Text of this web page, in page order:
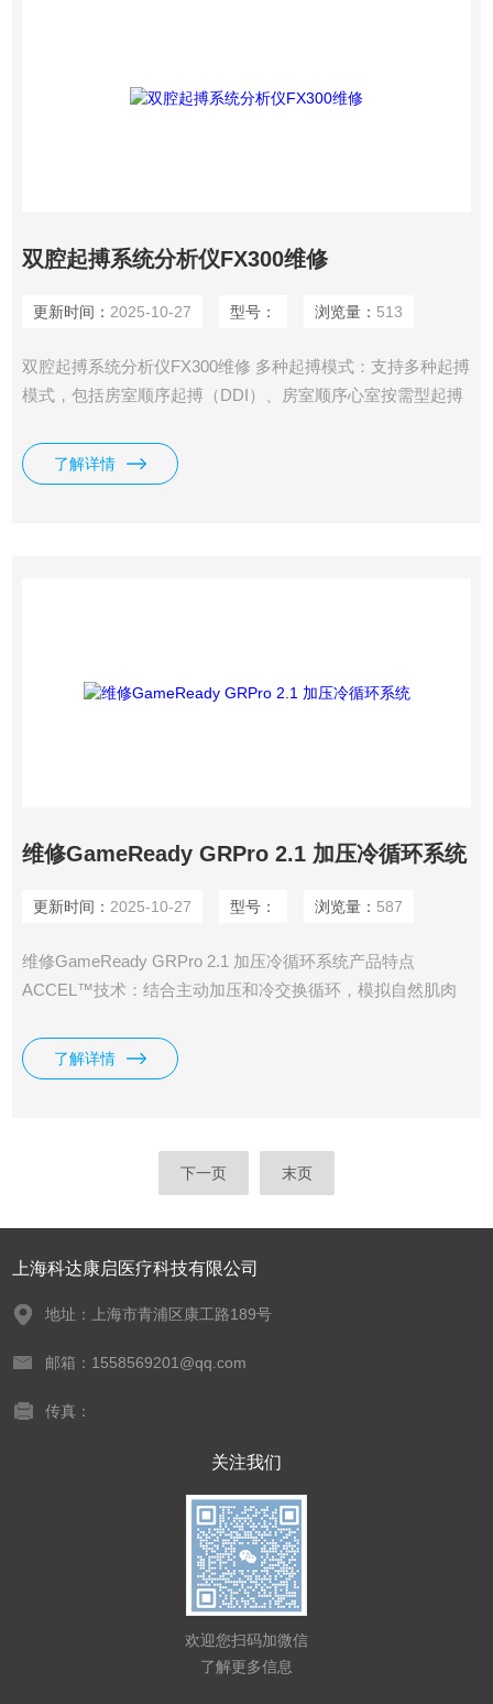
双腔起搏系统分析仪FX300维修
更新时间： 2025-10-27 型号： 浏览量： 513
双腔起搏系统分析仪FX300维修 多种起搏模式：支持多种起搏
模式，包括房室顺序起搏（DDI）、房室顺序心室按需型起搏
（DOO）、心房同步心室抑制型起搏（VDD）、心房感知心
室起搏（VAT）等。 参数测量：能够测量起搏阈值、导线阻
了解详情
维修GameReady GRPro 2.1 加压冷循环系统
更新时间： 2025-10-27 型号： 浏览量： 587
维修GameReady GRPro 2.1 加压冷循环系统产品特点
ACCEL™技术：结合主动加压和冷交换循环，模拟自然肌肉
度。 ATX™技术：包裹绷带采用独立双内腔设计，空气腔和冰
水腔可单独调节，确保治疗的舒适性和疗效。 定点温度设
了解详情
下一页 末页
上海科达康启医疗科技有限公司
地址：上海市青浦区康工路189号
邮箱：1558569201@qq.com
传真：
关注我们
欢迎您扫码加微信
了解更多信息